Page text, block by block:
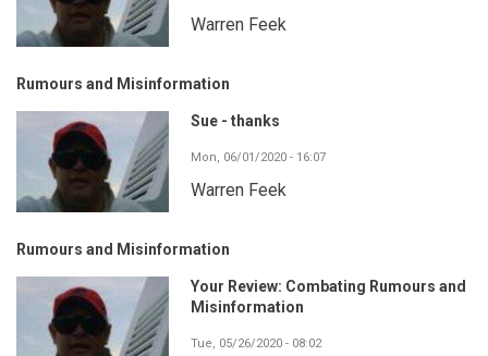
Warren Feek
Rumours and Misinformation
Sue - thanks
Mon, 06/01/2020 - 16:07
Warren Feek
Rumours and Misinformation
Your Review: Combating Rumours and
Misinformation
Tue, 05/26/2020 - 08:02